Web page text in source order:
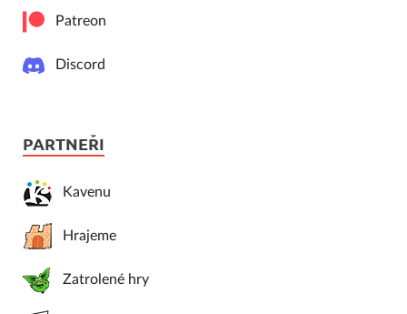
Patreon
Discord
PARTNEŘI
Kavenu
Hrajeme
Zatrolené hry